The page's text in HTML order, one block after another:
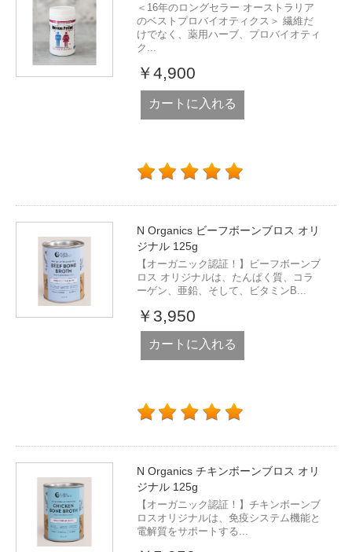
＜16年のロングセラー オーストラリア
のベストプロバイオティクス＞ 繊維だ
けでなく、薬用ハーブ、プロバイオティ
ク...
￥4,900
カートに入れる
N Organics ビーフボーンブロス オリ
ジナル 125g
【オーガニック認証！】ビーフボーンブ
ロス オリジナルは、たんぱく質、コラ
ーゲン、亜鉛、そして、ビタミンB...
￥3,950
カートに入れる
N Organics チキンボーンブロス オリ
ジナル 125g
【オーガニック認証！】チキンボーンブ
ロスオリジナルは、免疫システム機能と
電解質をサポートする...